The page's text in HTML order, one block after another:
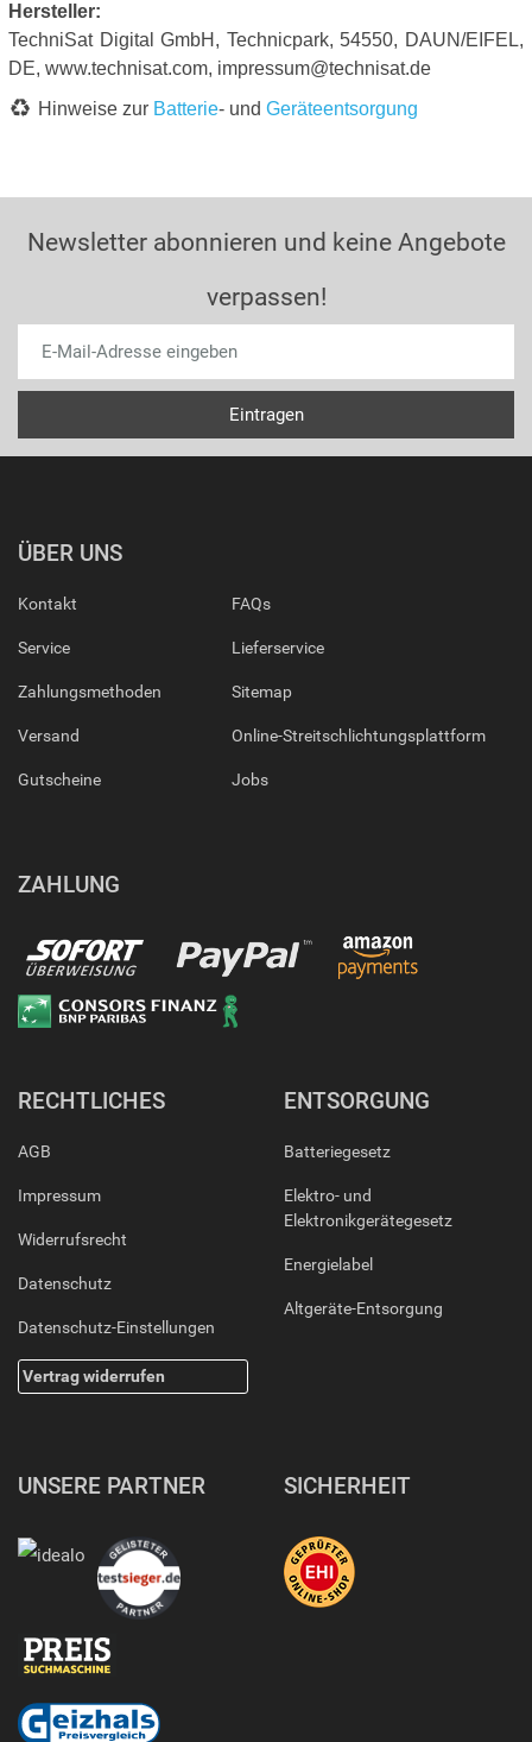
Hersteller:
TechniSat Digital GmbH, Technicpark, 54550, DAUN/EIFEL,
DE, www.technisat.com, impressum@technisat.de
Hinweise zur Batterie- und Geräteentsorgung
Newsletter abonnieren und keine Angebote
verpassen!
ÜBER UNS
Kontakt
Service
Zahlungsmethoden
Versand
Gutscheine
FAQs
Lieferservice
Sitemap
Online-Streitschlichtungsplattform
Jobs
ZAHLUNG
RECHTLICHES
AGB
Impressum
Widerrufsrecht
Datenschutz
Datenschutz-Einstellungen
Vertrag widerrufen
ENTSORGUNG
Batteriegesetz
Elektro- und
Elektronikgerätegesetz
Energielabel
Altgeräte-Entsorgung
UNSERE PARTNER SICHERHEIT